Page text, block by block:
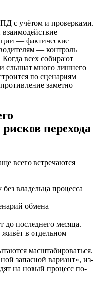
с учётом и проверками.
— фактические
— контроль
Когда всех собирают
слышат много лишнего
по сценариям
заметно
перехода
всего встречаются
владельца процесса
обмена
последнего месяца.
в отдельном
масштабироваться.
запасной вариант», из-
на новый процесс по-